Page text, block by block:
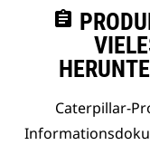
assignment
Caterpillar-